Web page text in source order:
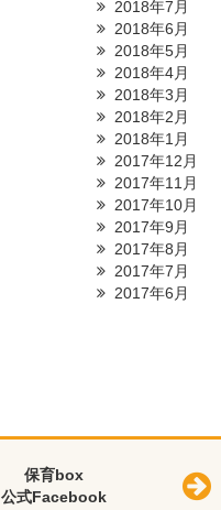
2018年7月
2018年6月
2018年5月
2018年4月
2018年3月
2018年2月
2018年1月
2017年12月
2017年11月
2017年10月
2017年9月
2017年8月
2017年7月
2017年6月
保育box
公式Facebook